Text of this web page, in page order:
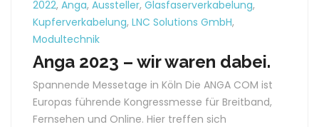
2022, Anga, Aussteller, Glasfaserverkabelung,
Kupferverkabelung, LNC Solutions GmbH,
Modultechnik
Anga 2023 – wir waren dabei.
Spannende Messetage in Köln Die ANGA COM ist
Europas führende Kongressmesse für Breitband,
Fernsehen und Online. Hier treffen sich